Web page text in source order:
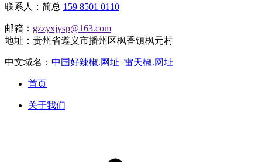
联系人：简总 159 8501 0110
邮箱： gzzyxjysp@163.com
地址：贵州省遵义市播州区枫香镇枫元村
中文域名： 中国好辣椒.网址 雷天椒.网址
首页
关于我们